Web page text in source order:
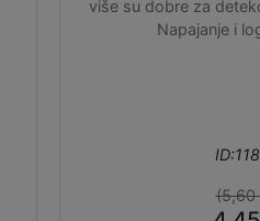
više su dobre za
Napajanje i
(5,60